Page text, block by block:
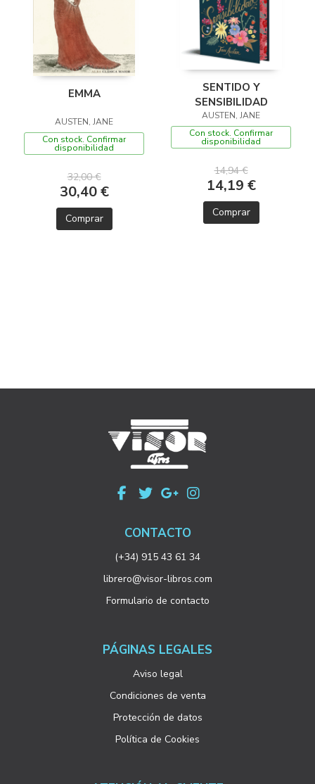
EMMA
AUSTEN, JANE
Con stock. Confirmar
disponibilidad
32,00 €
30,40 €
Comprar
SENTIDO Y
SENSIBILIDAD
AUSTEN, JANE
Con stock. Confirmar
disponibilidad
14,94 €
14,19 €
Comprar
CONTACTO
(+34) 915 43 61 34
librero@visor-libros.com
Formulario de contacto
PÁGINAS LEGALES
Aviso legal
Condiciones de venta
Protección de datos
Política de Cookies